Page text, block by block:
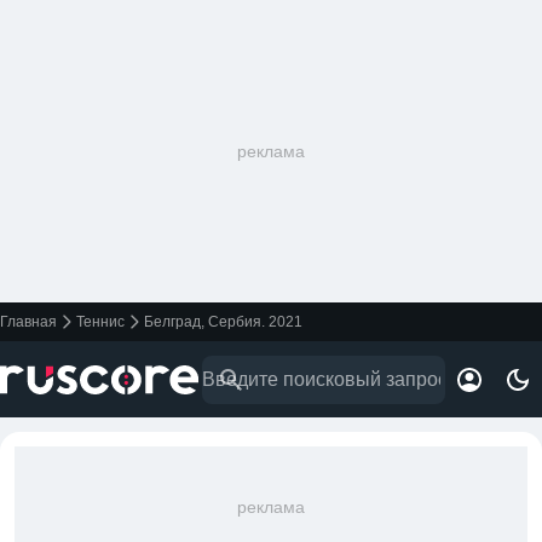
реклама
Главная Теннис Белград, Сербия. 2021
реклама